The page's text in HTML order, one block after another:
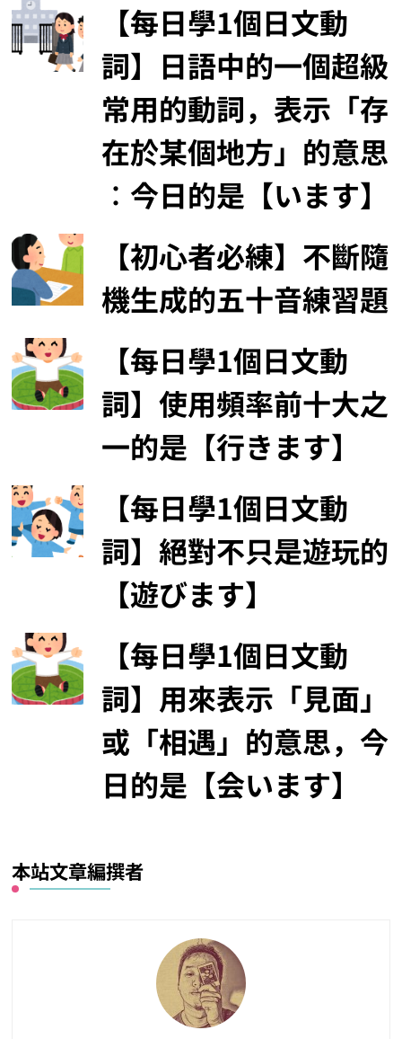
【每日學1個日文動
詞】日語中的一個超級
常用的動詞，表示「存
在於某個地方」的意思
︰今日的是【います】
【初心者必練】不斷隨
機生成的五十音練習題
【每日學1個日文動
詞】使用頻率前十大之
一的是【行きます】
【每日學1個日文動
詞】絕對不只是遊玩的
【遊びます】
【每日學1個日文動
詞】用來表示「見面」
或「相遇」的意思，今
日的是【会います】
本站文章編撰者